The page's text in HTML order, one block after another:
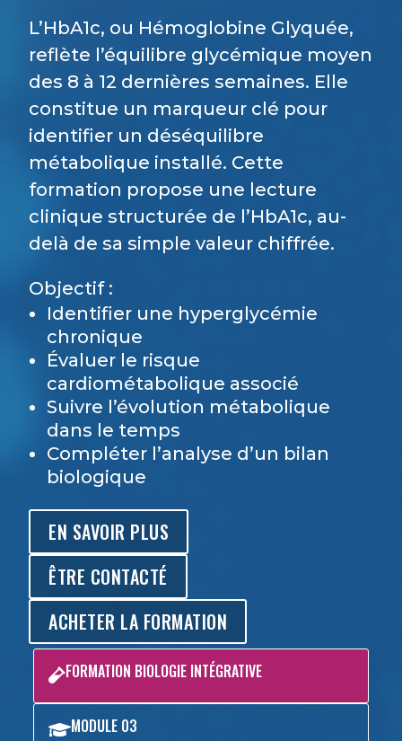
L’HbA1c, ou Hémoglobine Glyquée,
reflète l’équilibre glycémique moyen
des 8 à 12 dernières semaines. Elle
constitue un marqueur clé pour
identifier un déséquilibre
métabolique installé. Cette
formation propose une lecture
clinique structurée de l’HbA1c, au-
delà de sa simple valeur chiffrée.
Objectif :
Identifier une hyperglycémie
chronique
Évaluer le risque
cardiométabolique associé
Suivre l’évolution métabolique
dans le temps
Compléter l’analyse d’un bilan
biologique
EN SAVOIR PLUS
ÊTRE CONTACTÉ
ACHETER LA FORMATION
FORMATION BIOLOGIE INTÉGRATIVE
MODULE 03